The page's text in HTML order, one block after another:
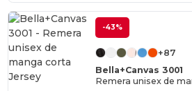
-43%
+87
Bella+Canvas 3001
Remera unisex de